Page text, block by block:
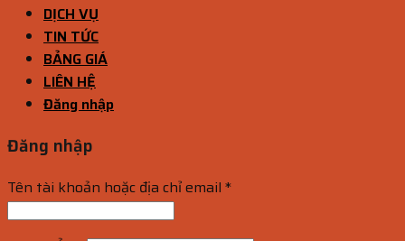
DỊCH VỤ
TIN TỨC
BẢNG GIÁ
LIÊN HỆ
Đăng nhập
Đăng nhập
Tên tài khoản hoặc địa chỉ email *